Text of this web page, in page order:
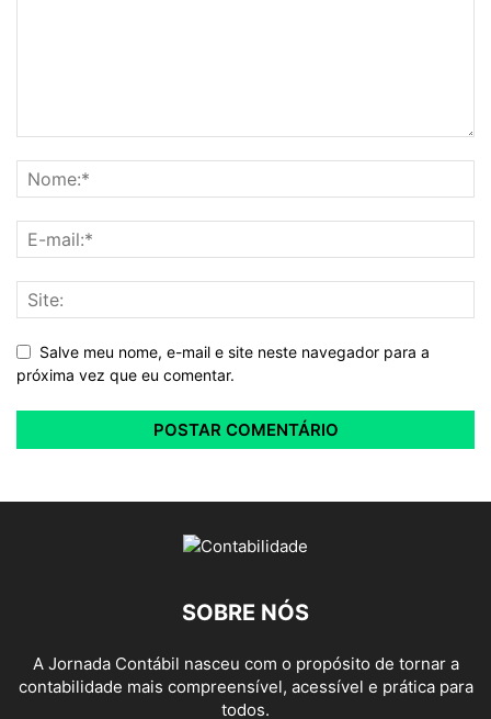
Salve meu nome, e-mail e site neste navegador para a
próxima vez que eu comentar.
SOBRE NÓS
A Jornada Contábil nasceu com o propósito de tornar a
contabilidade mais compreensível, acessível e prática para
todos.